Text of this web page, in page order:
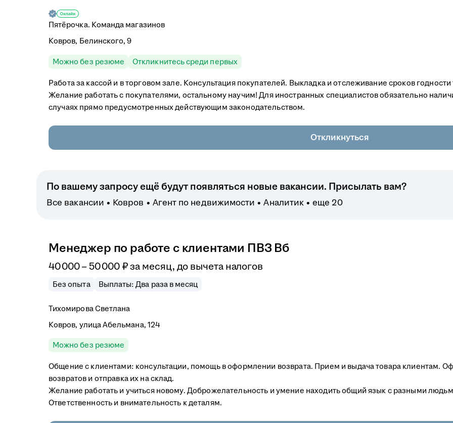
Пятёрочка. Команда магазинов
Ковров, Белинского, 9
Можно без резюме Откликнитесь среди первых
Работа за кассой и в торговом зале. Консультация покупателей. Выкладка и отслеживание сроков годности
Желание работать с покупателями, остальному научим! Для иностранных специалистов обязательно
случаях прямо предусмотренных действующим законодательством.
Откликнуться
По вашему запросу ещё будут появляться новые вакансии. Присылать вам?
Все вакансии Ковров Агент по недвижимости Аналитик еще 20
Менеджер по работе с клиентами ПВЗ Вб
40 000–50 000 ₽ за месяц, до вычета налогов
Без опыта Выплаты: Два раза в месяц
Тихомирова Светлана
Ковров, улица Абельмана, 124
Можно без резюме
Общение с клиентами: консультации, помощь в оформлении возврата. Прием и выдача товара клиентам.
возвратов и отправка их на склад.
Желание работать и учиться новому. Доброжелательность и умение находить общий язык с разными
Ответственность и внимательность к деталям.